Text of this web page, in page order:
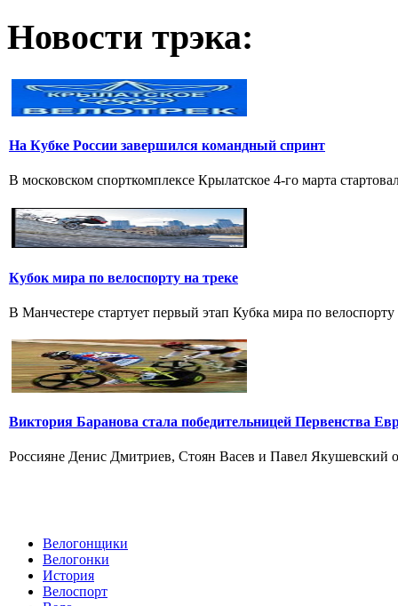
Новости трэка:
На Кубке России завершился командный спринт
В московском спорткомплексе Крылатское 4-го марта
Кубок мира по велоспорту на треке
В Манчестере стартует первый этап Кубка мира по
Виктория Баранова стала победительницей Первенства
Россияне Денис Дмитриев, Стоян Васев и Павел Якушевский
Велогонщики
Велогонки
История
Велоспорт